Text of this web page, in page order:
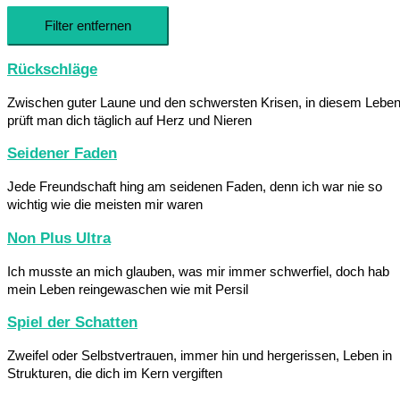
Filter entfernen
Rückschläge
Zwischen guter Laune und den schwersten Krisen, in diesem Leben
prüft man dich täglich auf Herz und Nieren
Seidener Faden
Jede Freundschaft hing am seidenen Faden, denn ich war nie so
wichtig wie die meisten mir waren
Non Plus Ultra
Ich musste an mich glauben, was mir immer schwerfiel, doch hab
mein Leben reingewaschen wie mit Persil
Spiel der Schatten
Zweifel oder Selbstvertrauen, immer hin und hergerissen, Leben in
Strukturen, die dich im Kern vergiften